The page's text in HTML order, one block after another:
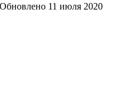
Обновлено 11 июля 2020